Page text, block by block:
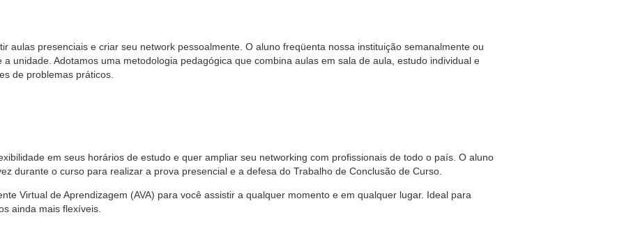
aulas presenciais e criar seu network pessoalmente. O aluno freqüenta nossa instituição semanalmente ou
unidade. Adotamos uma metodologia pedagógica que combina aulas em sala de aula, estudo individual e
de problemas práticos.
em seus horários de estudo e quer ampliar seu networking com profissionais de todo o país. O aluno
durante o curso para realizar a prova presencial e a defesa do Trabalho de Conclusão de Curso.
Virtual de Aprendizagem (AVA) para você assistir a qualquer momento e em qualquer lugar. Ideal para
ainda mais flexíveis.